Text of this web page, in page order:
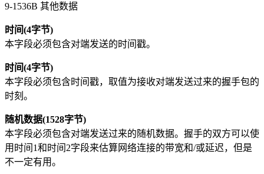
9-1536B 其他数据
时间(4字节)
本字段必须包含对端发送的时间戳。
时间(4字节)
本字段必须包含时间戳，取值为接收对端发送过来的握手包的
时刻。
随机数据(1528字节)
本字段必须包含对端发送过来的随机数据。握手的双方可以使
用时间1和时间2字段来估算网络连接的带宽和/或延迟，但是
不一定有用。